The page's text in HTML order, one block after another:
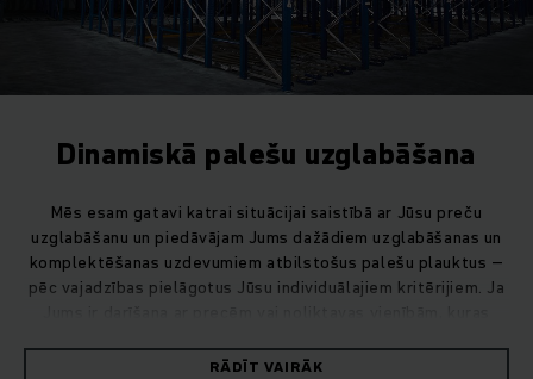
Dinamiskā palešu uzglabāšana
Mēs esam gatavi katrai situācijai saistībā ar Jūsu preču
uzglabāšanu un piedāvājam Jums dažādiem uzglabāšanas un
komplektēšanas uzdevumiem atbilstošus palešu plauktus –
pēc vajadzības pielāgotus Jūsu individuālajiem kritērijiem. Ja
noliktava ir Jums optimālais risinājums.
RĀDĪT VAIRĀK